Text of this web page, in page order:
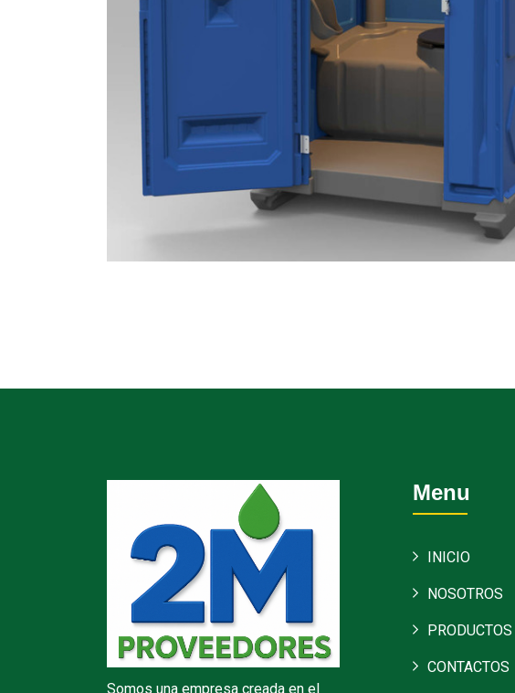
Somos una empresa creada en el
Menu
INICIO
NOSOTROS
PRODUCTOS
CONTACTOS